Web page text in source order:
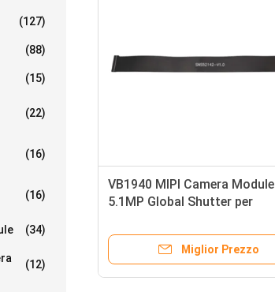
(127)
(88)
(15)
(22)
(16)
(16)
(34)
(12)
VB1940 MIPI Camera Module
5.1MP Global Shutter per
Miglior Prezzo